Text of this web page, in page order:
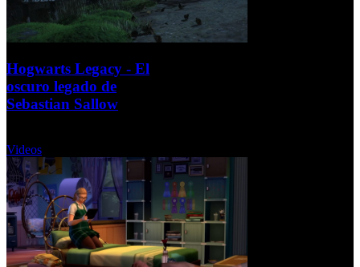
Hogwarts Legacy - El
oscuro legado de
Sebastian Sallow
Videos